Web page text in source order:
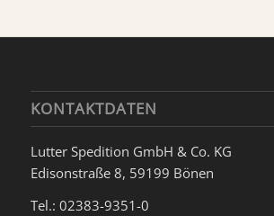
KONTAKTDATEN
Lutter Spedition GmbH & Co. KG
Edisonstraße 8, 59199 Bönen
Tel.: 02383-9351-0